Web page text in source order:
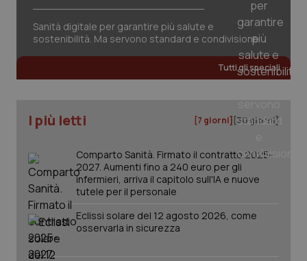
Veneto
Oncoematologia
Quotidiano Chirurgia
Quotidiano Oncologia
Quotidiano Pediatria
Sanità digitale per garantire più salute e
sostenibilità. Ma servono standard e condivisione
Tutti gli speciali
I più letti [7 giorni] [30 giorni]
Comparto Sanità. Firmato il contratto 2025-
2027. Aumenti fino a 240 euro per gli
infermieri, arriva il capitolo sull'IA e nuove
tutele per il personale
Eclissi solare del 12 agosto 2026, come
osservarla in sicurezza
Necessari Statistici Marketing
I cookie necessari contribuiscono a rendere fruibile il
sito web abilitandone funzionalità di base quali la
navigazione sulle pagine e l'accesso alle aree
Nome
Fornitore/Dominio
.youtube.com